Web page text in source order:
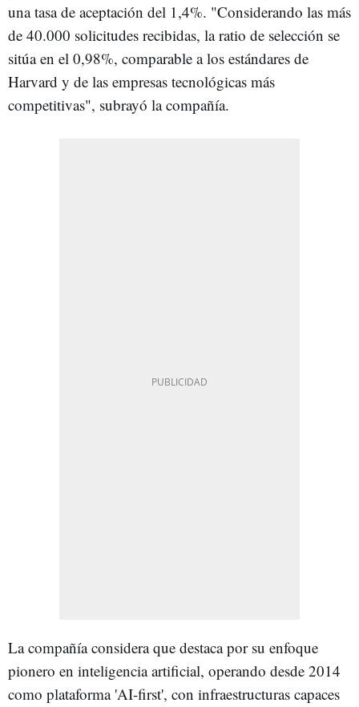
una tasa de aceptación del 1,4%. "Considerando las más
de 40.000 solicitudes recibidas, la ratio de selección se
sitúa en el 0,98%, comparable a los estándares de
Harvard y de las empresas tecnológicas más
competitivas", subrayó la compañía.
La compañía considera que destaca por su enfoque
pionero en inteligencia artificial, operando desde 2014
como plataforma 'AI-first', con infraestructuras capaces